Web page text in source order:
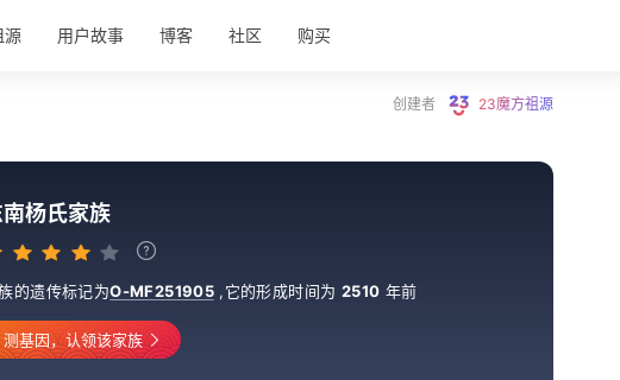
源 用户故事 博客 社区 购买
创建者 23魔方祖源
南杨氏家族
的遗传标记为O-MF251905 ,它的形成时间为 2510 年前
测基因，认领该家族